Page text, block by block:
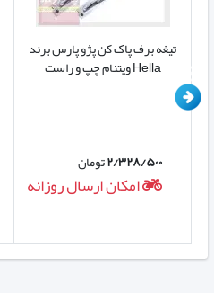
تیغه برف پاک کن پژو پارس برند
Hella ویتنام چپ و راست
۲/۳۲۸/۵۰۰تومان
امکان ارسال روزانه